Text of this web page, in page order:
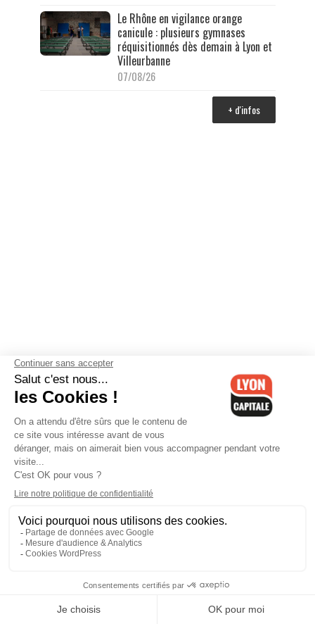
Le Rhône en vigilance orange
canicule : plusieurs gymnases
réquisitionnés dès demain à Lyon et
Villeurbanne
07/08/26
+ d'infos
Contactez-nous CGV- Politique de